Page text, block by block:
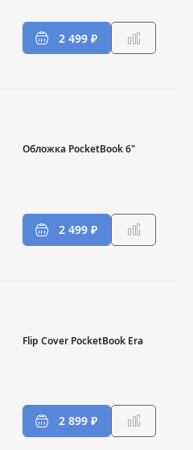
2 499 ₽
Обложка PocketBook 6"
2 499 ₽
Flip Cover PocketBook Era
2 899 ₽